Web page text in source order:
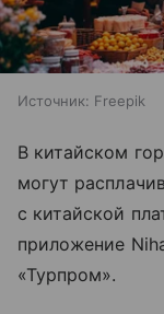
Источник: Freepik
В китайском
могут
с китайской
приложение
«Турпром».